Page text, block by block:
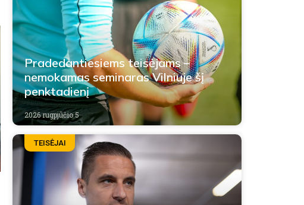
Pradedantiesiems teisėjams –
nemokamas seminaras Vilniuje šį
penktadienį
2026 rugpjūčio 5
TEISĖJAI